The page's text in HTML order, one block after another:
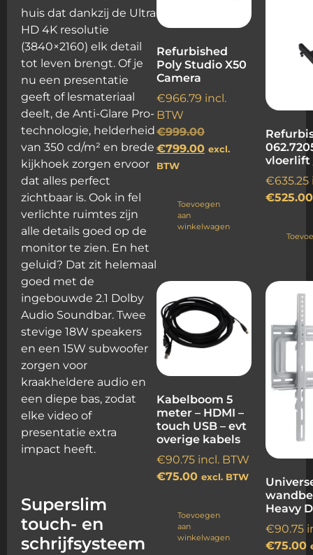
huis dat dankzij de Ultra
HD 4K resolutie
(3840×2160) elk detail
tot leven brengt. Of je
nu een presentatie
geeft of lesmateriaal
deelt, de Anti-Glare Pro-
technologie, helderheid
van 350 cd/m² en brede
kijkhoek zorgen ervoor
dat alles perfect
zichtbaar is. Ook in fel
verlichte ruimtes zijn
alle details goed op de
monitor te zien. En het
geluid? Dat zit helemaal
goed met de
ingebouwde 2.1 Dolby
Audio Soundbar. Twee
stevige 18W speakers
en een 15W subwoofer
zorgen voor
kraakheldere audio en
een diepe bas, zodat
elke video of
presentatie extra
impact heeft.
Superslim
touch- en
schrijfsysteem
Refurbished
Poly Studio X50
Camera
€966.79 incl.
BTW
€999.00
€799.00 excl.
BTW
Toevoegen
aan
winkelwagen
vloerlift
€635.25
€525.00
Kabelboom 5
meter – HDMI –
touch USB – evt
overige kabels
€90.75 incl. BTW
€75.00 excl. BTW
Toevoegen
aan
winkelwagen
Heavy
€90.75
€75.00